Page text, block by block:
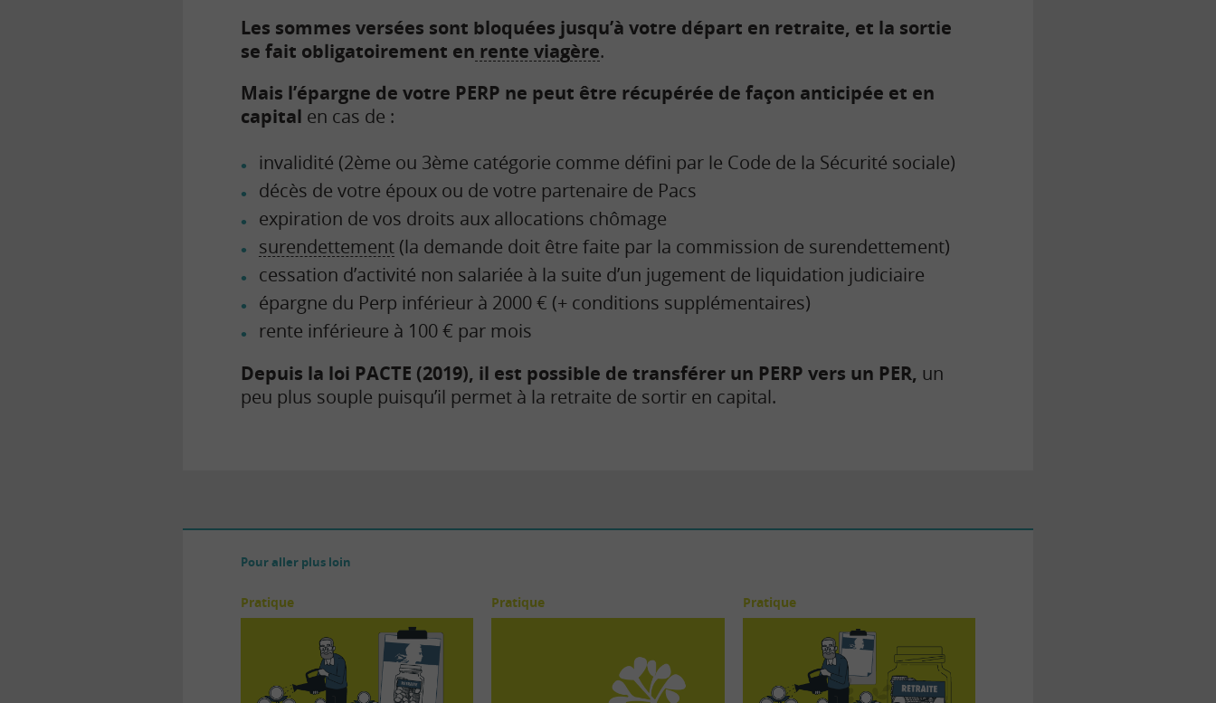
Les sommes versées sont bloquées jusqu’à votre départ en retraite, et la sortie
se fait obligatoirement en rente viagère.
Mais l’épargne de votre PERP ne peut être récupérée de façon anticipée et en
capital en cas de :
invalidité (2ème ou 3ème catégorie comme défini par le Code de la Sécurité sociale)
décès de votre époux ou de votre partenaire de Pacs
expiration de vos droits aux allocations chômage
surendettement (la demande doit être faite par la commission de surendettement)
cessation d’activité non salariée à la suite d’un jugement de liquidation judiciaire
épargne du Perp inférieur à 2000 € (+ conditions supplémentaires)
rente inférieure à 100 € par mois
Depuis la loi PACTE (2019), il est possible de transférer un PERP vers un PER, un
peu plus souple puisqu’il permet à la retraite de sortir en capital.
Pour aller plus loin
Pratique Pratique Pratique